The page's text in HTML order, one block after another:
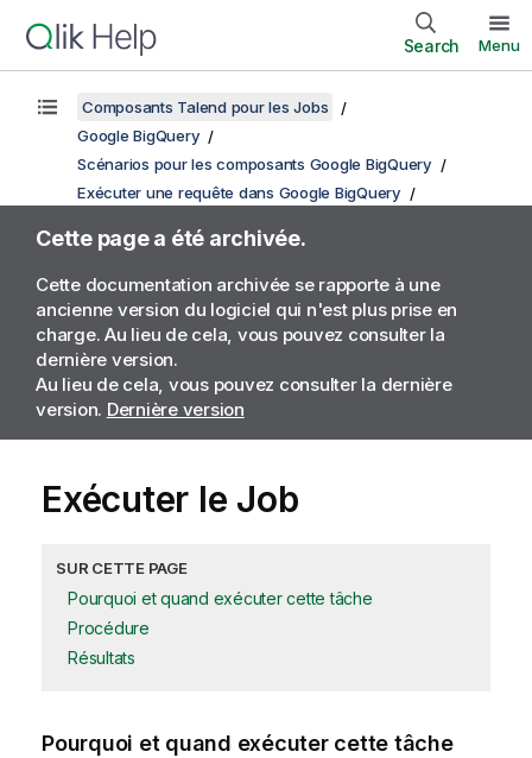
Search Menu
Composants Talend pour les Jobs
Google BigQuery
Scénarios pour les composants Google BigQuery
Exécuter une requête dans Google BigQuery
Cette page a été archivée.
Cette documentation archivée se rapporte à une
ancienne version du logiciel qui n'est plus prise en
charge. Au lieu de cela, vous pouvez consulter la
dernière version.
Au lieu de cela, vous pouvez consulter la dernière
version. Dernière version
Exécuter le Job
SUR CETTE PAGE
Pourquoi et quand exécuter cette tâche
Procédure
Résultats
Pourquoi et quand exécuter cette tâche